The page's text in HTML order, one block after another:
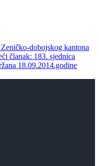
dobojskog kantona
članak: 183. sjednica
18.09.2014.godine